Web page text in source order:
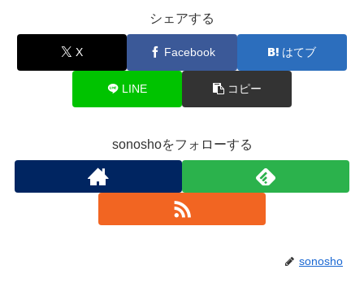
シェアする
X Facebook はてブ
LINE コピー
sonoshoをフォローする
sonosho